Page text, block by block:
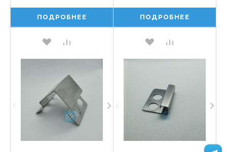
ПОДРОБНЕЕ ПОДРОБНЕЕ